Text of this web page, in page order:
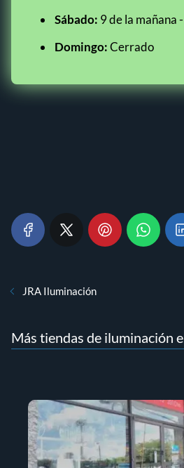
Sábado: 9 de la mañana
Domingo:Cerrado
JRA Iluminación
Más tiendas de iluminación